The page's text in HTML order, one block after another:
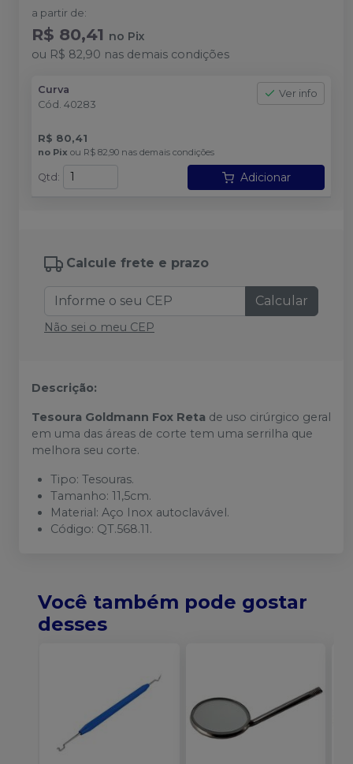
a partir de:
R$ 80,41 no Pix
ou R$ 82,90 nas demais condições
Curva
Cód. 40283
Ver info
R$ 80,41
no Pix ou R$ 82,90 nas demais condições
Qtd : Adicionar
Calcule frete e prazo
Calcular
Não sei o meu CEP
Descrição:
Tesoura Goldmann Fox Reta de uso cirúrgico geral
em uma das áreas de corte tem uma serrilha que
melhora seu corte.
Tipo: Tesouras.
Tamanho: 11,5cm.
Material: Aço Inox autoclavável.
Código: QT.568.11.
Você também pode gostar
desses